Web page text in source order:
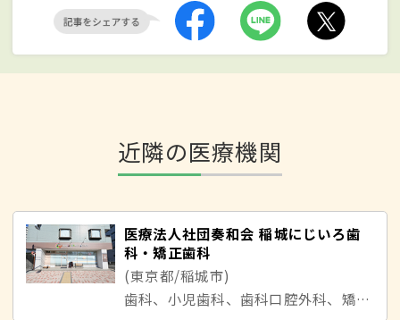
近隣の医療機関
医療法人社団奏和会 稲城にじいろ歯
科・矯正歯科
(東京都/稲城市)
歯科、小児歯科、歯科口腔外科、矯正歯科